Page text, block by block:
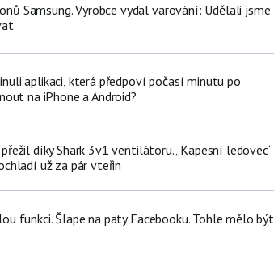
Samsung. Výrobce vydal varování: Udělali jsme
aplikaci, která předpoví počasí minutu po
na iPhone a Android?
díky Shark 3v1 ventilátoru. „Kapesní ledovec“
už za pár vteřin
funkci. Šlape na paty Facebooku. Tohle mělo být